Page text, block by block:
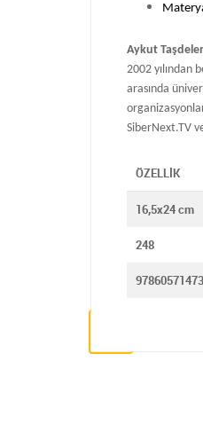
Aykut
2002 yılından
arasında
SiberNext.TV
ÖZELLIK
16,5x24 cm
248